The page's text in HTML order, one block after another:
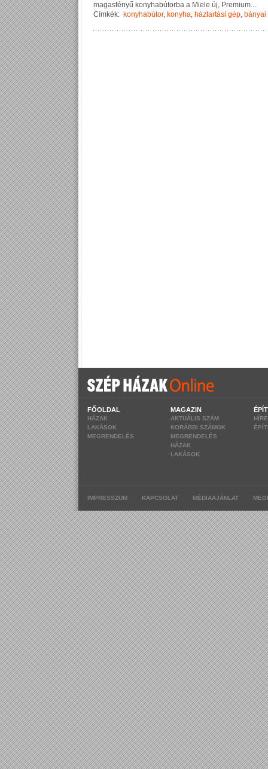
magasfényű konyhabútorba a Mie e új, Premium...
Címkék: konyhabútor, konyha, háztartási gép, bányai
FŐOLDAL
HÁZAK
LAKÁSOK
MEGRENDELÉS
MAGAZIN
AKTUÁLIS SZÁM
KORÁBBI SZÁMOK
MEGRENDELÉS
HÁZAK
LAKÁSOK
IMPRESSZUM KAPCSOLAT MÉDIAAJÁNLAT